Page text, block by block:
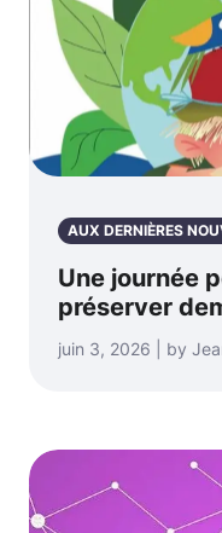
AUX DERNIÈRES
Une journée
préserver
juin 3, 2026 | by